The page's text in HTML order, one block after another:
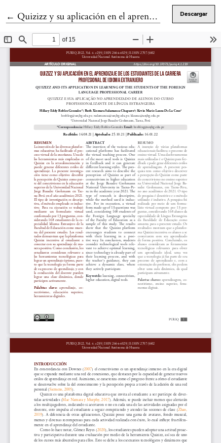
← Volver a los detalles del artículo
Quizizz y su aplicación en el aprendizaje de los estudiantes de la carrera profesional de idioma extranjero Descargar